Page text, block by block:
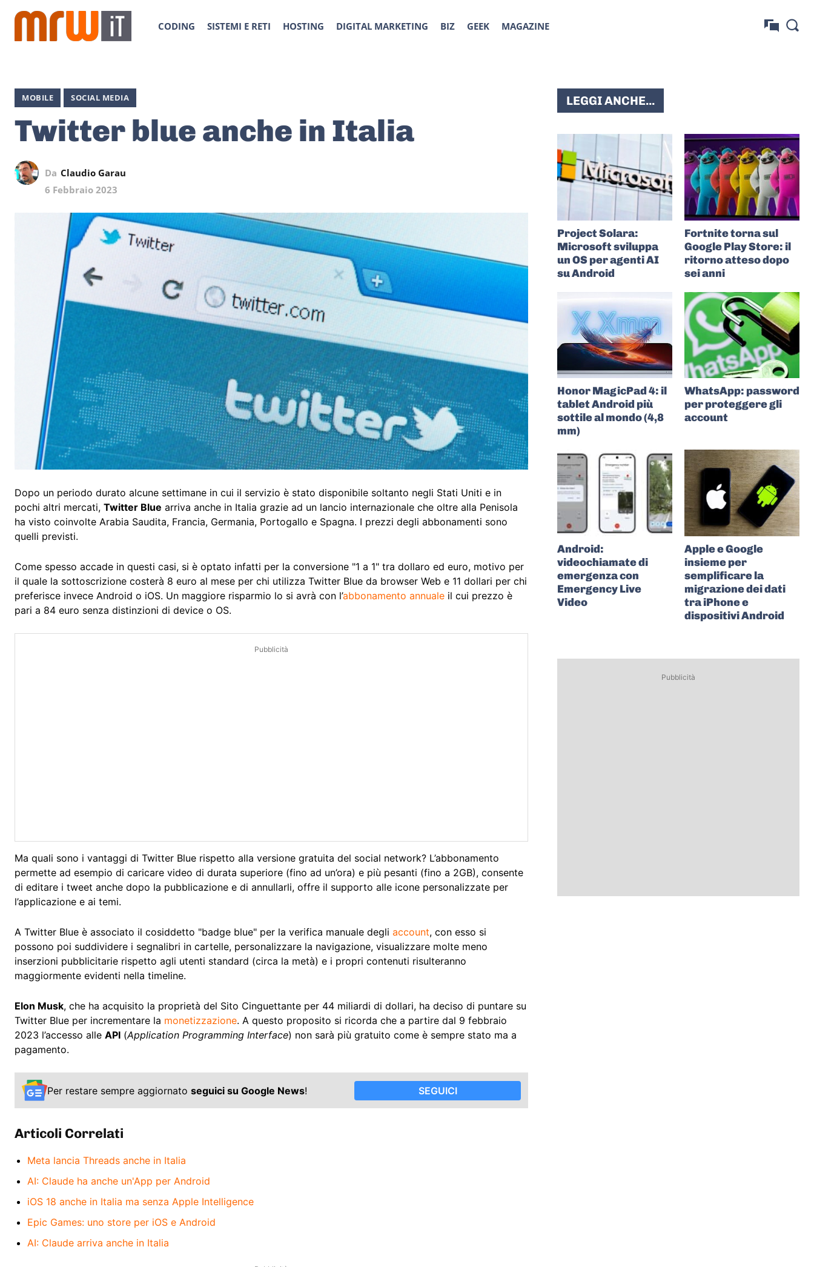
CODING SISTEMI E RETI HOSTING DIGITAL MARKETING BIZ GEEK MAGAZINE
MOBILE SOCIAL MEDIA
Twitter blue anche in Italia
Da Claudio Garau
6 Febbraio 2023
Dopo un periodo durato alcune settimane in cui il servizio è stato disponibile soltanto negli Stati Uniti e in
pochi altri mercati, Twitter Blue arriva anche in Italia grazie ad un lancio internazionale che oltre alla Penisola
ha visto coinvolte Arabia Saudita, Francia, Germania, Portogallo e Spagna. I prezzi degli abbonamenti sono
quelli previsti.
Come spesso accade in questi casi, si è optato infatti per la conversione "1 a 1" tra dollaro ed euro, motivo per
il quale la sottoscrizione costerà 8 euro al mese per chi utilizza Twitter Blue da browser Web e 11 dollari per chi
preferisce invece Android o iOS. Un maggiore risparmio lo si avrà con l’abbonamento annuale il cui prezzo è
pari a 84 euro senza distinzioni di device o OS.
Pubblicità
Ma quali sono i vantaggi di Twitter Blue rispetto alla versione gratuita del social network? L’abbonamento
permette ad esempio di caricare video di durata superiore (fino ad un’ora) e più pesanti (fino a 2GB), consente
di editare i tweet anche dopo la pubblicazione e di annullarli, offre il supporto alle icone personalizzate per
l’applicazione e ai temi.
A Twitter Blue è associato il cosiddetto "badge blue" per la verifica manuale degli account, con esso si
possono poi suddividere i segnalibri in cartelle, personalizzare la navigazione, visualizzare molte meno
inserzioni pubblicitarie rispetto agli utenti standard (circa la metà) e i propri contenuti risulteranno
maggiormente evidenti nella timeline.
Elon Musk, che ha acquisito la proprietà del Sito Cinguettante per 44 miliardi di dollari, ha deciso di puntare su
Twitter Blue per incrementare la monetizzazione. A questo proposito si ricorda che a partire dal 9 febbraio
2023 l’accesso alle API (Application Programming Interface) non sarà più gratuito come è sempre stato ma a
pagamento.
Per restare sempre aggiornato seguici su Google News! SEGUICI
Articoli Correlati
Meta lancia Threads anche in Italia
AI: Claude ha anche un'App per Android
iOS 18 anche in Italia ma senza Apple Intelligence
Epic Games: uno store per iOS e Android
AI: Claude arriva anche in Italia
LEGGI ANCHE...
Project Solara:
Microsoft sviluppa
un OS per agenti AI
su Android
Fortnite torna sul
Google Play Store: il
ritorno atteso dopo
sei anni
Honor MagicPad 4: il
tablet Android più
sottile al mondo (4,8
mm)
WhatsApp: password
per proteggere gli
account
Android:
videochiamate di
emergenza con
Emergency Live
Video
Apple e Google
insieme per
semplificare la
migrazione dei dati
tra iPhone e
dispositivi Android
Pubblicità